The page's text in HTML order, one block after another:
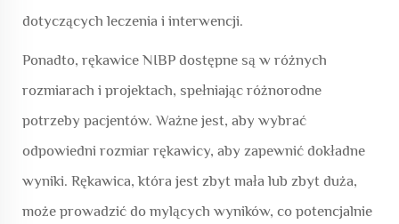
dotyczących leczenia i interwencji.
Ponadto, rękawice NIBP dostępne są w różnych
rozmiarach i projektach, spełniając różnorodne
potrzeby pacjentów. Ważne jest, aby wybrać
odpowiedni rozmiar rękawicy, aby zapewnić dokładne
wyniki. Rękawica, która jest zbyt mała lub zbyt duża,
może prowadzić do mylących wyników, co potencjalnie